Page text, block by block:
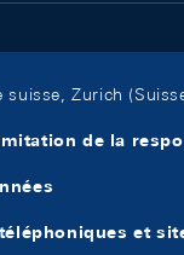
Zurich
de la
et